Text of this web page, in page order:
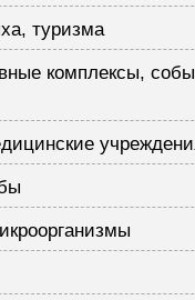
туризма
комплексы,